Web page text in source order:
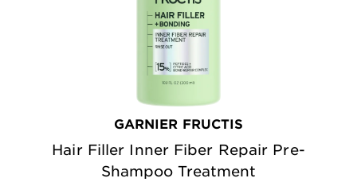
GARNIER FRUCTIS
Hair Filler Inner Fiber Repair Pre-
Shampoo Treatment